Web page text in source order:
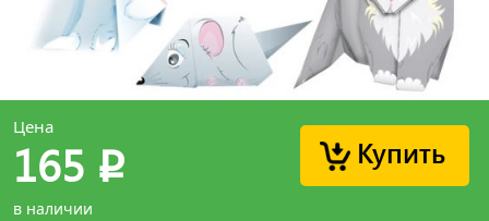
Купить
Цена
165 p
в наличии